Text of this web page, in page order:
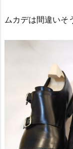
ムカデは間違いそ